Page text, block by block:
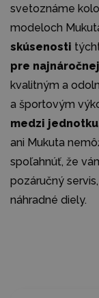
svetoznáme
modeloch
skúsenosti
pre
kvalitným a
a športovým
medzi
ani Mukuta
spoľahnúť, že
pozáručný
náhradné diely.